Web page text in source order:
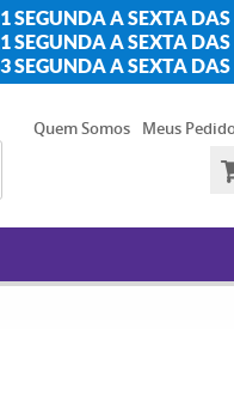
SEGUNDA A SEXTA
SEGUNDA A SEXTA
SEGUNDA A SEXTA
Quem Somos Meus